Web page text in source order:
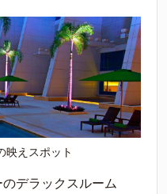
映えスポット
デラックスルーム